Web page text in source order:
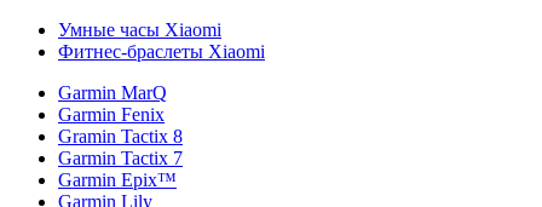
Умные часы Xiaomi
Фитнес-браслеты Xiaomi
Garmin MarQ
Garmin Fenix
Gramin Tactix 8
Garmin Tactix 7
Garmin Epix™
Garmin Lily